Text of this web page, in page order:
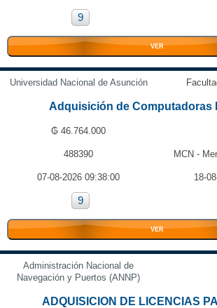
9
VER
Universidad Nacional de Asunción
Adquisición de Computadoras
₲ 46.764.000
488390 MCN -
07-08-2026 09:38:00 18-
9
VER
Administración Nacional de
Navegación y Puertos (ANNP)
ADQUISICION DE LICENCIAS